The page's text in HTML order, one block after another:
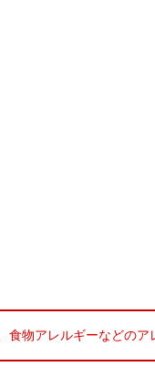
物アレルギーなどのア